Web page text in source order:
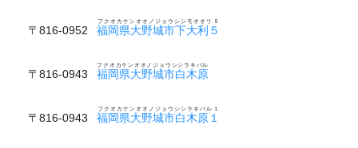
〒816-0952 福岡県大野城市下大利５
フクオカケンオオノジョウシシモオオリ５
〒816-0943 福岡県大野城市白木原
フクオカケンオオノジョウシシラキバル
〒816-0943 福岡県大野城市白木原１
フクオカケンオオノジョウシシラキバル１